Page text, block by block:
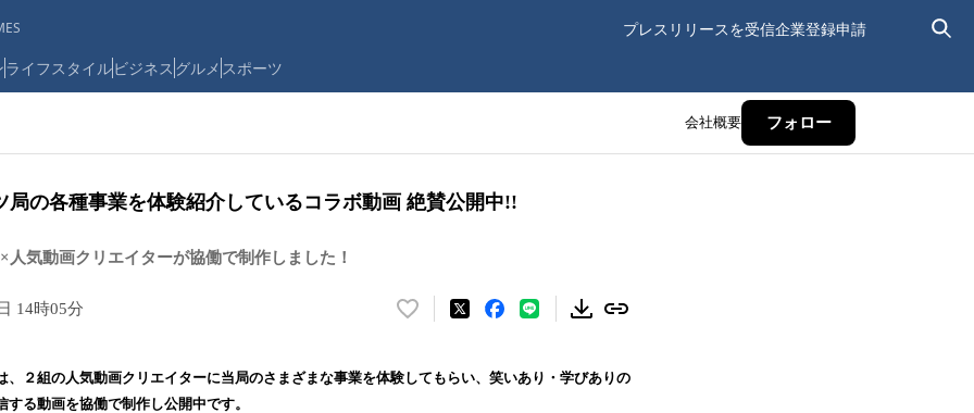
プレスリリースを受信企業登録申請
ライフスタイルビジネス グルメ スポーツ
会社概要 フォロー
局の各種事業を体験紹介しているコラボ動画 絶賛公開中!!
人気動画クリエイターが協働で制作しました！
14時05分
い
！
、２組の人気動画クリエイターに当局のさまざまな事業を体験してもらい、笑いあり・学びありの
る動画を協働で制作し公開中です。